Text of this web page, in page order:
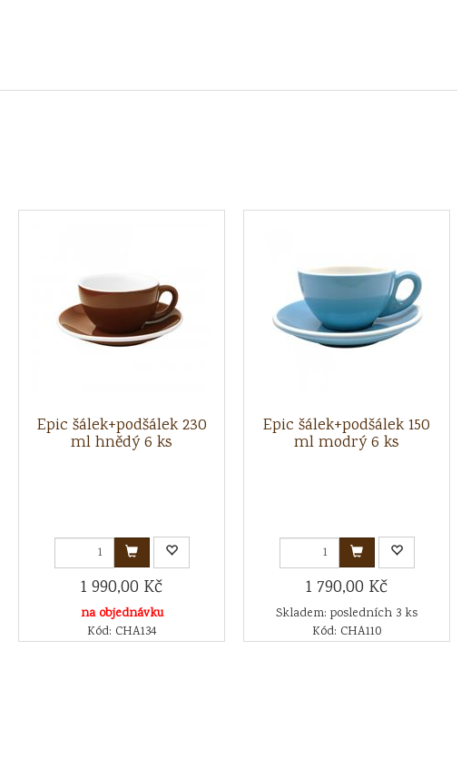
Epic šálek+podšálek 230
ml hnědý 6 ks
1 990,00 Kč
na objednávku
Kód: CHA134
Epic šálek+podšálek 150
ml modrý 6 ks
1 790,00 Kč
Skladem: posledních 3 ks
Kód: CHA110